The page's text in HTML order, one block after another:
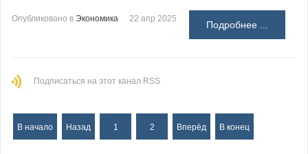
Опубликовано в Экономика 22 апр 2025
Подробнее ...
Подписаться на этот канал RSS
В начало Назад 1 2 Вперёд В конец